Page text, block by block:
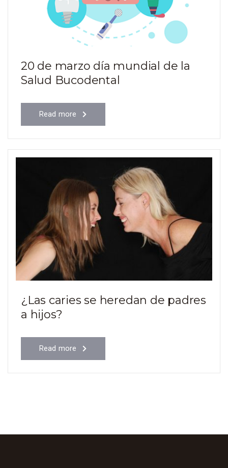
20 de marzo día mundial de la
Salud Bucodental
Read more
¿Las caries se heredan de padres
a hijos?
Read more